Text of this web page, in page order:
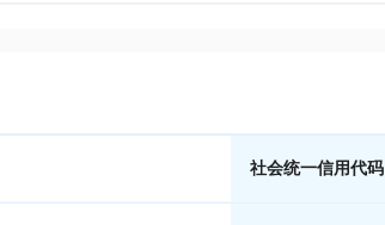
社会统一信用代码